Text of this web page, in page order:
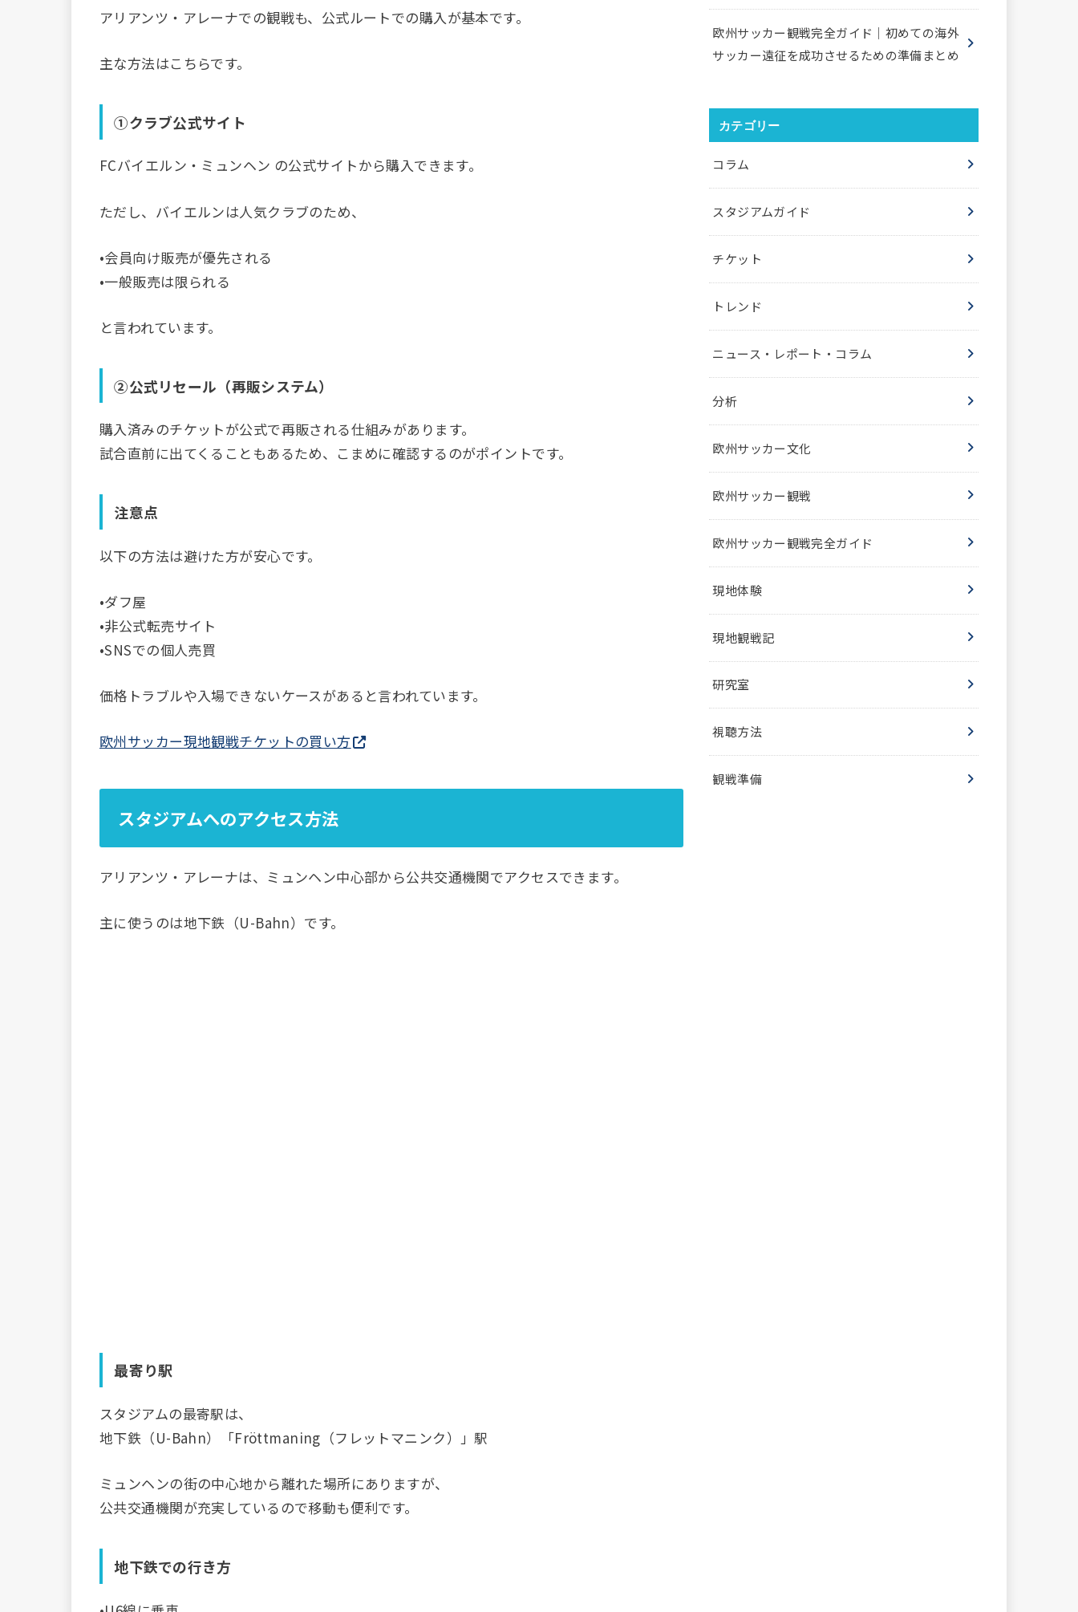
アリアンツ・アレーナでの観戦も、公式ルートでの購入が基本です。
主な方法はこちらです。
①クラブ公式サイト
FCバイエルン・ミュンヘン の公式サイトから購入できます。
ただし、バイエルンは人気クラブのため、
•会員向け販売が優先される
•一般販売は限られる
と言われています。
②公式リセール（再販システム）
購入済みのチケットが公式で再販される仕組みがあります。
試合直前に出てくることもあるため、こまめに確認するのがポイントです。
注意点
以下の方法は避けた方が安心です。
•ダフ屋
•非公式転売サイト
•SNSでの個人売買
価格トラブルや入場できないケースがあると言われています。
欧州サッカー現地観戦チケットの買い方
スタジアムへのアクセス方法
アリアンツ・アレーナは、ミュンヘン中心部から公共交通機関でアクセスできます。
主に使うのは地下鉄（U-Bahn）です。
最寄り駅
スタジアムの最寄駅は、
地下鉄（U-Bahn）「Fröttmaning（フレットマニンク）」駅
ミュンヘンの街の中心地から離れた場所にありますが、
公共交通機関が充実しているので移動も便利です。
地下鉄での行き方
欧州サッカー観戦完全ガイド｜初めての海外
サッカー遠征を成功させるための準備まとめ
カテゴリー
コラム
スタジアムガイド
チケット
トレンド
ニュース・レポート・コラム
分析
欧州サッカー文化
欧州サッカー観戦
欧州サッカー観戦完全ガイド
現地体験
現地観戦記
研究室
視聴方法
観戦準備